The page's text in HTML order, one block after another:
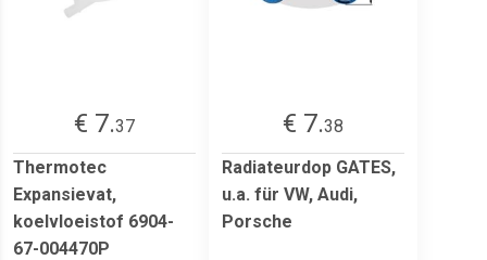
€ 7.37
Thermotec
Expansievat,
koelvloeistof 6904-
67-004470P
€ 7.38
Radiateurdop GATES,
u.a. für VW, Audi,
Porsche